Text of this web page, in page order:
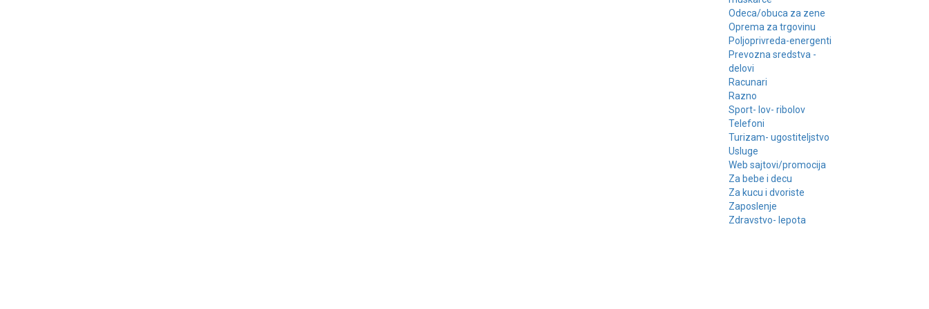
Odeca/obuca za zene
Oprema za trgovinu
Poljoprivreda-energenti
Prevozna sredstva -
delovi
Racunari
Razno
Sport- lov- ribolov
Telefoni
Turizam- ugostiteljstvo
Usluge
Web sajtovi/promocija
Za bebe i decu
Za kucu i dvoriste
Zaposlenje
Zdravstvo- lepota